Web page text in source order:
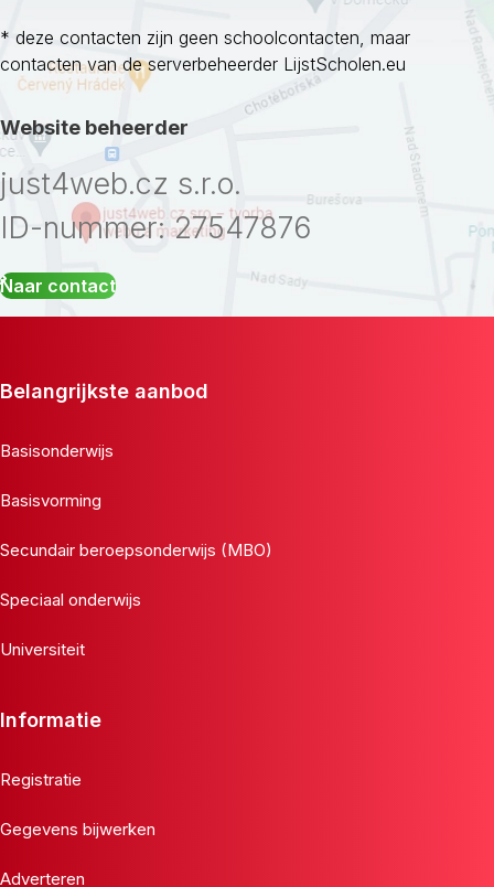
* deze contacten zijn geen schoolcontacten, maar
contacten van de serverbeheerder LijstScholen.eu
Website beheerder
just4web.cz s.r.o.
ID-nummer: 27547876
Naar contact
Belangrijkste aanbod
Basisonderwijs
Basisvorming
Secundair beroepsonderwijs (MBO)
Speciaal onderwijs
Universiteit
Informatie
Registratie
Gegevens bijwerken
Adverteren